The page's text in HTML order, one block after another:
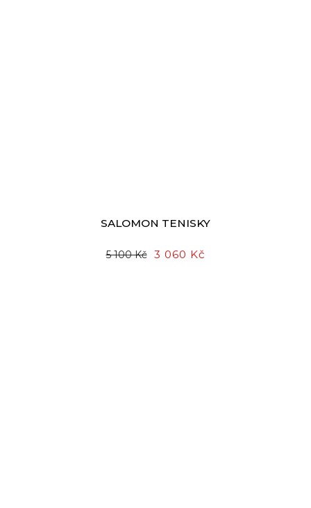
SALOMON TENISKY
5 100 Kč 3 060 Kč